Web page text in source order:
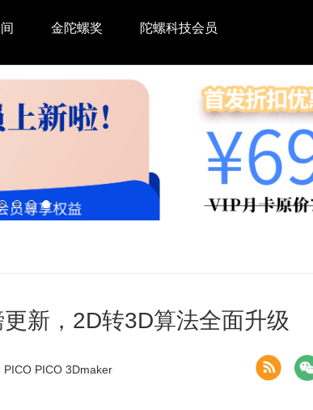
金陀螺奖 陀螺科技会员
新，2D转3D算法全面升级
PICO PICO 3Dmaker